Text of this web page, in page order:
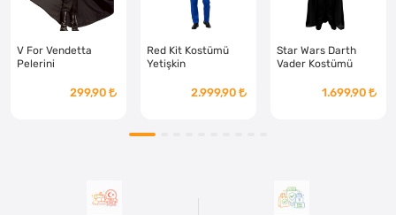
V For Vendetta
Pelerini
299,90
Red Kit Kostümü
Yetişkin
2.999,90
Star Wars Darth
Vader Kostümü
1.699,90